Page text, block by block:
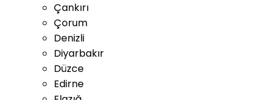
Çankırı
Çorum
Denizli
Diyarbakır
Düzce
Edirne